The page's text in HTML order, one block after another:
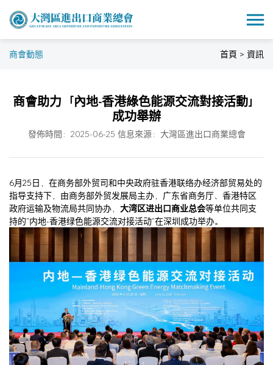
商會動態 首頁 > 資訊
商會助力「內地-香港綠色能源交流對接活動」
成功舉辦
發佈時間：2025-06-25 信息來源：大灣區進出口商業總會
6月25日，在商务部外贸司和中央政府驻香港联络办经济部贸易处的
指导支持下，由商务部外贸发展局主办，广东省商务厅、香港特区
政府运输及物流局共同协办， 大湾区进出口商业总会等单位共同支
持的“内地-香港绿色能源交流对接活动”在深圳成功举办。